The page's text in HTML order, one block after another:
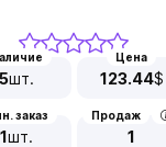
5шт.
Цена
123.44$
заказ
1шт.
Продаж
1